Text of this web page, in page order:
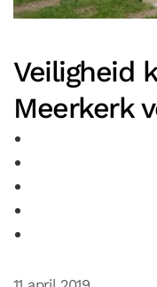
Veiligheid
Meerkerk